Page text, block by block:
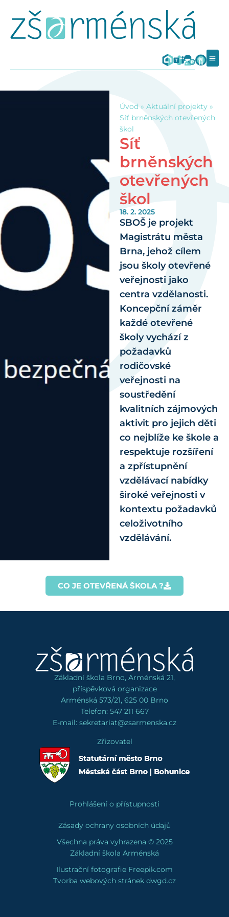
Úvod » Aktuální projekty»
Síť brněnských otevřených
škol
Síť
brněnských
otevřených
škol
18. 2. 2025
SBOŠ je projekt
Magistrátu města
Brna, jehož cílem
jsou školy otevřené
veřejnosti jako
centra vzdělanosti.
Koncepční záměr
každé otevřené
školy vychází z
požadavků
rodičovské
veřejnosti na
soustředění
kvalitních zájmových
aktivit pro jejich děti
co nejblíže ke škole a
respektuje rozšíření
a zpřístupnění
vzdělávací nabídky
široké veřejnosti v
kontextu požadavků
celoživotního
vzdělávání.
CO JE OTEVŘENÁ ŠKOLA ?
Základní škola Brno, Arménská 21,
příspěvková organizace
Arménská 573/21, 625 00 Brno
Telefon: 547 211 667
E-mail: sekretariat@zsarmenska.cz
Zřizovatel
Prohlášení o přístupnosti
Zásady ochrany osobních údajů
Všechna práva vyhrazena © 2025
Základní škola Arménská
Ilustrační fotografie Freepik.com
Tvorba webových stránek dwgd.cz